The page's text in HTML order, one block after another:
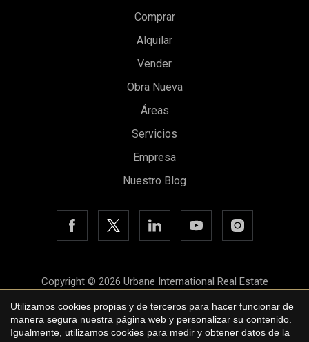
Comprar
Alquilar
Vender
Obra Nueva
Áreas
Servicios
Empresa
Nuestro Blog
Copyright © 2026 Urbane International Real Estate
Aviso legal
Política de privacidad
Utilizamos cookies propias y de terceros para hacer funcionar de
manera segura nuestra página web y personalizar su contenido.
Igualmente, utilizamos cookies para medir y obtener datos de la